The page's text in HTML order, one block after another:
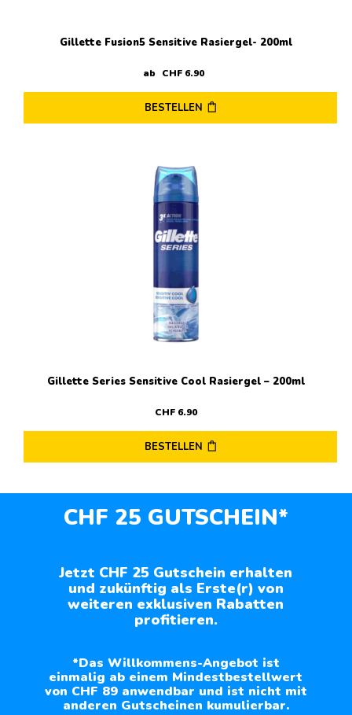
Gillette Fusion5 Sensitive Rasiergel- 200ml
ab CHF 6.90
BESTELLEN
Gillette Series Sensitive Cool Rasiergel – 200ml
CHF6.90
BESTELLEN
CHF 25 GUTSCHEIN*
Jetzt CHF 25 Gutschein erhalten
und zukünftig als Erste(r) von
weiteren exklusiven Rabatten
profitieren.
*Das Willkommens-Angebot ist
einmalig ab einem Mindestbestellwert
von CHF 89 anwendbar und ist nicht mit
anderen Gutscheinen kumulierbar.